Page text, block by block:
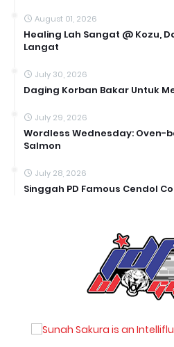
August 01, 2026
Healing Lah Sangat @ Kozu,
Langat
July 30, 2026
Daging Korban Bakar Untuk
July 29, 2026
Wordless Wednesday: Oven-
Salmon
July 28, 2026
Singgah PD Famous Cendol